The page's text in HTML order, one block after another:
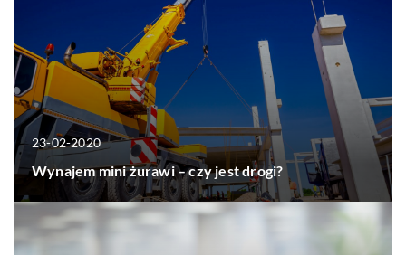
23-02-2020
Wynajem mini żurawi – czy jest drogi?